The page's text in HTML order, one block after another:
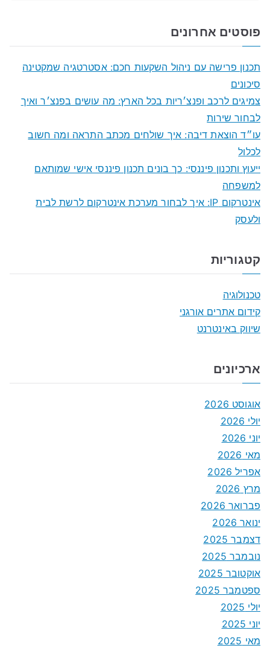
פוסטים אחרונים
תכנון פרישה עם ניהול השקעות חכם: אסטרטגיה שמקטינה
סיכונים
צמיגים לרכב ופנצ׳ריות בכל הארץ: מה עושים בפנצ׳ר ואיך
לבחור שירות
עו״ד הוצאת דיבה: איך שולחים מכתב התראה ומה חשוב
לכלול
ייעוץ ותכנון פיננסי: כך בונים תכנון פיננסי אישי שמותאם
למשפחה
אינטרקום IP: איך לבחור מערכת אינטרקום לרשת לבית
ולעסק
קטגוריות
טכנולוגיה
קידום אתרים אורגני
שיווק באינטרנט
ארכיונים
אוגוסט 2026
יולי 2026
יוני 2026
מאי 2026
אפריל 2026
מרץ 2026
פברואר 2026
ינואר 2026
דצמבר 2025
נובמבר 2025
אוקטובר 2025
ספטמבר 2025
יולי 2025
יוני 2025
מאי 2025